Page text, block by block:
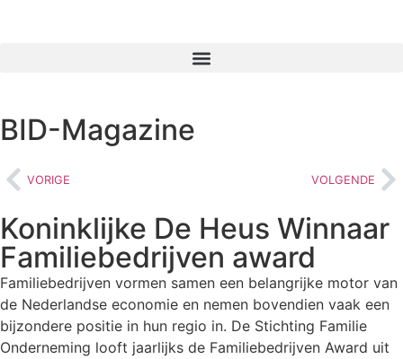
BID-Magazine
VORIGE VOLGENDE
Koninklijke De Heus Winnaar
Familiebedrijven award
Familiebedrijven vormen samen een belangrijke motor van
de Nederlandse economie en nemen bovendien vaak een
bijzondere positie in hun regio in. De Stichting Familie
Onderneming looft jaarlijks de Familiebedrijven Award uit